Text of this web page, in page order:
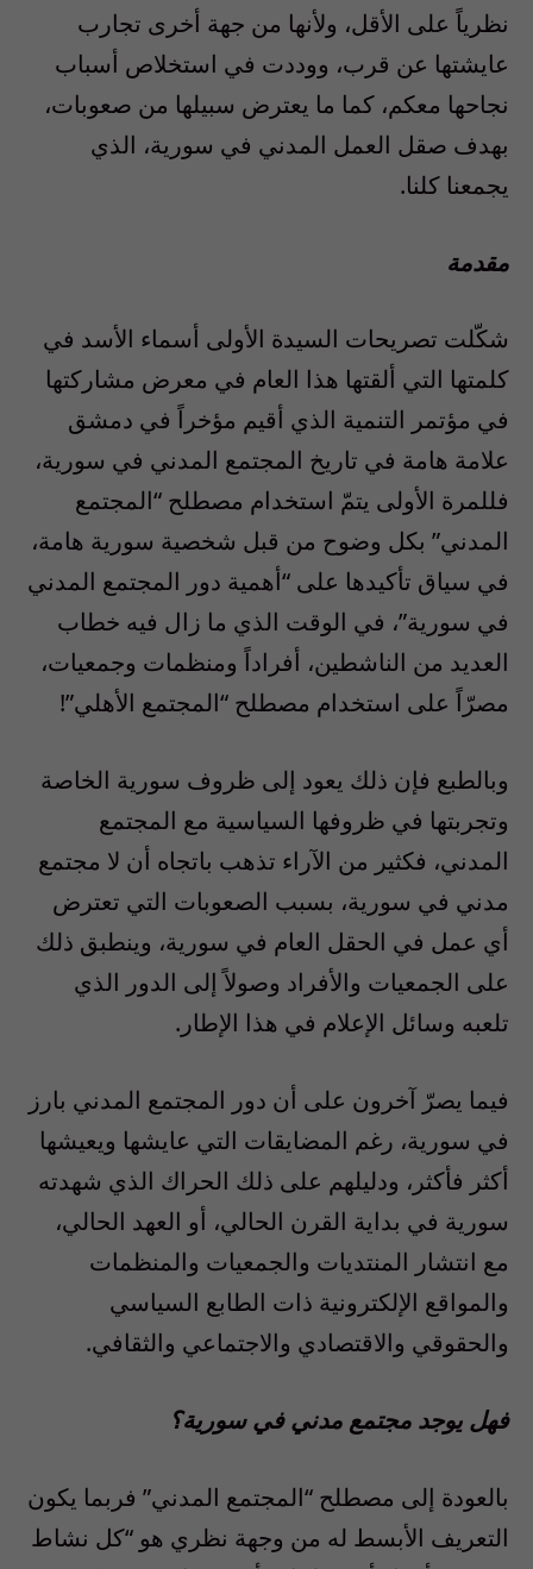
نظرياً على الأقل، ولأنها من جهة أخرى تجارب
عايشتها عن قرب، ووددت في استخلاص أسباب
نجاحها معكم، كما ما يعترض سبيلها من صعوبات،
بهدف صقل العمل المدني في سورية، الذي
يجمعنا كلنا.
مقدمة
شكّلت تصريحات السيدة الأولى أسماء الأسد في
كلمتها التي ألقتها هذا العام في معرض مشاركتها
في مؤتمر التنمية الذي أقيم مؤخراً في دمشق
علامة هامة في تاريخ المجتمع المدني في سورية،
فللمرة الأولى يتمّ استخدام مصطلح “المجتمع
المدني” بكل وضوح من قبل شخصية سورية هامة،
في سياق تأكيدها على “أهمية دور المجتمع المدني
في سورية”، في الوقت الذي ما زال فيه خطاب
العديد من الناشطين، أفراداً ومنظمات وجمعيات،
مصرّاً على استخدام مصطلح “المجتمع الأهلي”!
وبالطبع فإن ذلك يعود إلى ظروف سورية الخاصة
وتجربتها في ظروفها السياسية مع المجتمع
المدني، فكثير من الآراء تذهب باتجاه أن لا مجتمع
مدني في سورية، بسبب الصعوبات التي تعترض
أي عمل في الحقل العام في سورية، وينطبق ذلك
على الجمعيات والأفراد وصولاً إلى الدور الذي
تلعبه وسائل الإعلام في هذا الإطار.
فيما يصرّ آخرون على أن دور المجتمع المدني بارز
في سورية، رغم المضايقات التي عايشها ويعيشها
أكثر فأكثر، ودليلهم على ذلك الحراك الذي شهدته
سورية في بداية القرن الحالي، أو العهد الحالي،
مع انتشار المنتديات والجمعيات والمنظمات
والمواقع الإلكترونية ذات الطابع السياسي
والحقوقي والاقتصادي والاجتماعي والثقافي.
فهل يوجد مجتمع مدني في سورية؟
بالعودة إلى مصطلح “المجتمع المدني” فربما يكون
التعريف الأبسط له من وجهة نظري هو “كل نشاط